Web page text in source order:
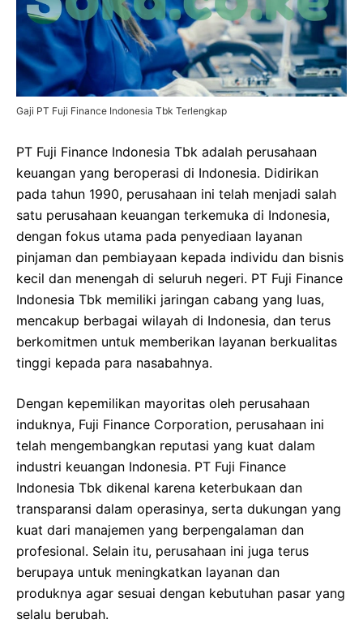
Gaji PT Fuji Finance Indonesia Tbk Terlengkap
PT Fuji Finance Indonesia Tbk adalah perusahaan
keuangan yang beroperasi di Indonesia. Didirikan
pada tahun 1990, perusahaan ini telah menjadi salah
satu perusahaan keuangan terkemuka di Indonesia,
dengan fokus utama pada penyediaan layanan
pinjaman dan pembiayaan kepada individu dan bisnis
kecil dan menengah di seluruh negeri. PT Fuji Finance
Indonesia Tbk memiliki jaringan cabang yang luas,
mencakup berbagai wilayah di Indonesia, dan terus
berkomitmen untuk memberikan layanan berkualitas
tinggi kepada para nasabahnya.
Dengan kepemilikan mayoritas oleh perusahaan
induknya, Fuji Finance Corporation, perusahaan ini
telah mengembangkan reputasi yang kuat dalam
industri keuangan Indonesia. PT Fuji Finance
Indonesia Tbk dikenal karena keterbukaan dan
transparansi dalam operasinya, serta dukungan yang
kuat dari manajemen yang berpengalaman dan
profesional. Selain itu, perusahaan ini juga terus
berupaya untuk meningkatkan layanan dan
produknya agar sesuai dengan kebutuhan pasar yang
selalu berubah.